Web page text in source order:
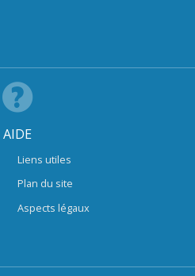
AIDE
Liens utiles
Plan du site
Aspects légaux